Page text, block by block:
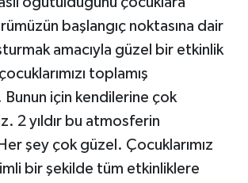
başlangıç noktasına dair
amacıyla güzel bir etkinlik
toplamış
Bunun için kendilerine çok
2 yıldır bu atmosferin
şey çok güzel. Çocuklarımız
bir şekilde tüm etkinliklere